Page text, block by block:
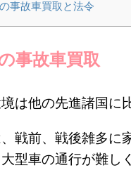
事故車買取と法令
事故車買取
は他の先進諸国に
戦前、戦後雑多に
型車の通行が難し